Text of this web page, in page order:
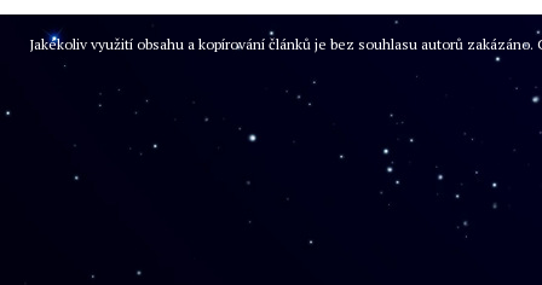
Jakékoliv využití obsahu a kopírování článků je bez souhlasu autorů